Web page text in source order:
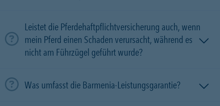
Leistet die Pferdehaftpflichtversicherung auch, wenn
mein Pferd einen Schaden verursacht, während es
nicht am Führzügel geführt wurde?
Was umfasst die Barmenia-Leistungsgarantie?